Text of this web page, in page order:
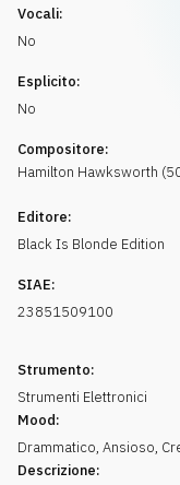
Vocali:
No
Esplicito:
No
Compositore:
Hamilton Hawksworth (
Editore:
Black Is Blonde Edition
SIAE:
23851509100
Strumento:
Strumenti Elettronici
Mood:
Drammatico, Ansioso,
Descrizione: